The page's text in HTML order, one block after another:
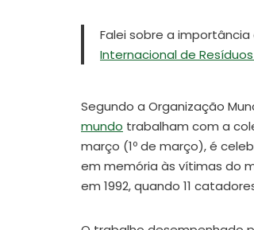
Falei sobre a
Internacional de Resíduos
Segundo a Organização
mundo trabalham com a
março (1º de março), é
em memória às vítimas do
em 1992, quando 11